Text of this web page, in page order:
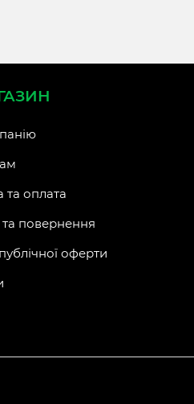
та оплата
та повернення
оферти